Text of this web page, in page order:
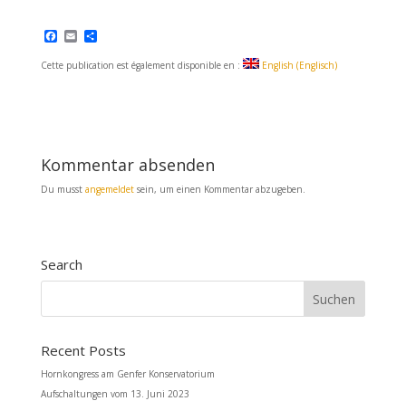
F
a
c
e
E
m
a
i
T
e
i
l
Cette publication est également disponible en : English (Englisch)
Kommentar absenden
Du musst angemeldetsein, um einen Kommentar abzugeben.
Search
Recent Posts
Hornkongress am Genfer Konservatorium
Aufschaltungen vom 13. Juni 2023